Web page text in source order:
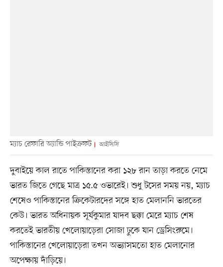
ম্যাচ রেফারি অ্যান্ডি পাইক্রফট আইসিসি
দুবাইয়ে কাল রাতে পাকিস্তানের করা ১২৮ রান তাড়া করতে নেমে
ভারত জিতে গেছে মাত্র ১৫.৫ ওভারেই। শুধু টসের সময় নয়, ম্যাচ
শেষেও পাকিস্তানের ক্রিকেটারদের সঙ্গে হাত মেলাননি ভারতের
কেউ। ভারত অধিনায়ক সূর্যকুমার যাদব ছক্কা মেরে ম্যাচ শেষ
করতেই ভারতীয় খেলোয়াড়েরা সোজা ঢুকে যান ড্রেসিংরুমে।
পাকিস্তানের খেলোয়াড়েরা তখন অভ্যাসমতো হাত মেলানোর
অপেক্ষায় দাঁড়িয়ে।